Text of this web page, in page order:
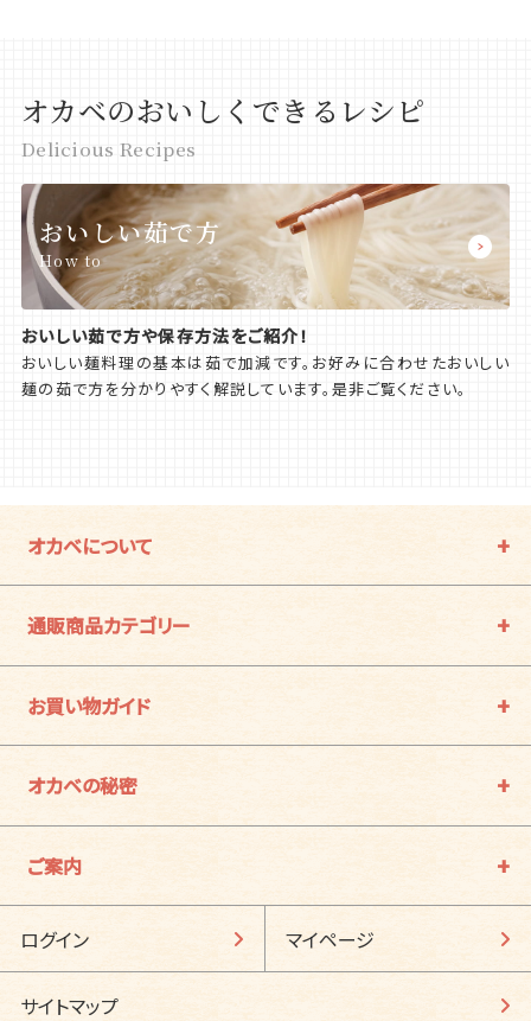
オカベのおいしくできるレシピ
Delicious Recipes
おいしい茹で方
How to
おいしい茹で方や保存方法をご紹介！
おいしい麺料理の基本は茹で加減です。お好みに合わせたおいしい
麺の茹で方を分かりやすく解説しています。是非ご覧ください。
オカベについて
通販商品カテゴリー
お買い物ガイド
オカベの秘密
ご案内
ログイン マイページ
サイトマップ